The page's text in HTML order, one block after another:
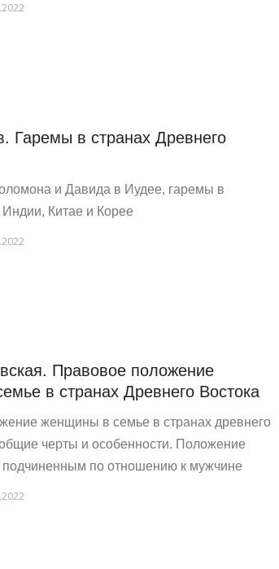
Гаремы в странах Древнего
и Давида в Иудее, гаремы в
Китае и Корее
Правовое положение
в странах Древнего Востока
женщины в семье в странах древнего
черты и особенности. Положение
по отношению к мужчине